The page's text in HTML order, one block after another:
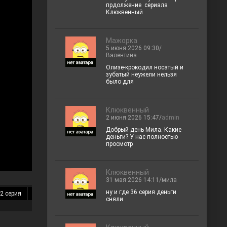
серия 14 серия 15 серия 16 серия
прдолжение сериала
Клюквенный
Мажорка
5 июня 2026 09:30/
Валентина
Олизе-крокодил носатый и
зубатый неужели нельзя
было для
Клюквенный
2 июня 2026 15:47/admin
Добрый день Мила. Какие
деньги? У нас полностью
просмотр
Клюквенный
31 мая 2026 14:11/мила
ну и где 36 серия деньги
сняли